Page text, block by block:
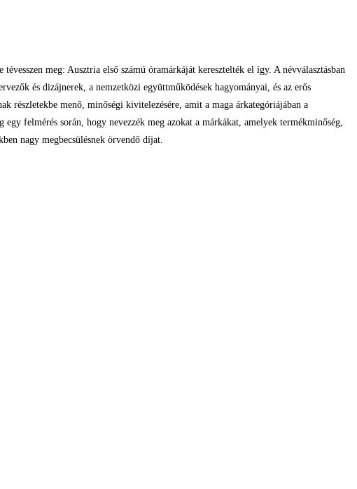
meg: Ausztria első számú óramárkáját keresztelték el így. A névválasztásban
és dizájnerek, a nemzetközi együttműködések hagyományai, és az erős
részletekbe menő, minőségi kivitelezésére, amit a maga árkategóriájában a
felmérés során, hogy nevezzék meg azokat a márkákat, amelyek termékminőség,
nagy megbecsülésnek örvendő díjat.